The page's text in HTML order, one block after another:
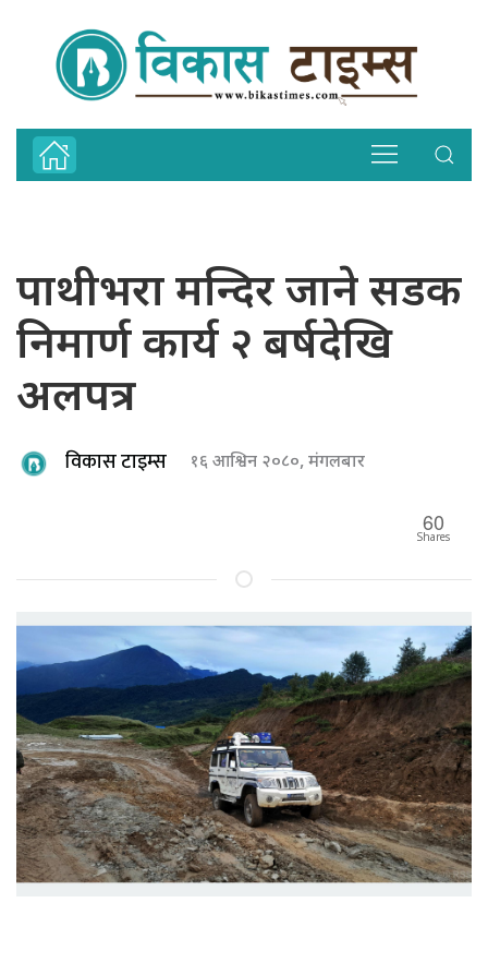
पाथीभरा मन्दिर जाने सडक
निमार्ण कार्य २ बर्षदेखि
अलपत्र
विकास टाइम्स १६ आश्विन २०८०, मंगलबार
60
Shares